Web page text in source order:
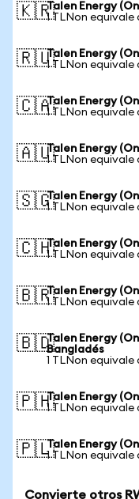
🇰🇷Talen Energy
1 TLNon equivale
🇷🇺Talen Energy
1 TLNon equivale
🇨🇦Talen Energy
1 TLNon equivale
🇦🇺Talen Energy
1 TLNon
🇸🇬Talen Energy
1 TLNon equivale
🇨🇭Talen Energy
1 TLNon equivale
🇧🇷Talen Energy
1 TLNon equivale
🇧🇩Talen Energy
Bangladés
1 TLNon equivale
🇵🇭Talen Energy
1 TLNon equivale
🇵🇱Talen Energy
1 TLNon equivale
Convierte otros